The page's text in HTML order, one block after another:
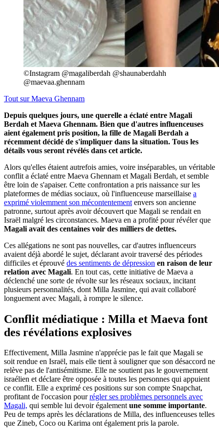
©Instagram @magaliberdah @shaunaberdahh
@maevaa.ghennam
Tout surMaeva Ghennam
Depuis quelques jours, une querelle a éclaté entre Magali
Berdah et Maeva Ghennam. Bien que d'autres influenceuses
aient également pris position, la fille de Magali Berdah a
récemment décidé de s'impliquer dans la situation. Tous les
détails vous seront révélés dans cet article.
Alors qu'elles étaient autrefois amies, voire inséparables, un véritable
conflit a éclaté entre Maeva Ghennam et Magali Berdah, et semble
être loin de s'apaiser. Cette confrontation a pris naissance sur les
plateformes de médias sociaux, où l'influenceuse marseillaise a
exprimé violemment son mécontentement envers son ancienne
patronne, surtout après avoir découvert que Magali se rendait en
Israël malgré les circonstances. Maeva en a profité pour révéler que
Magali avait des centaines voir des milliers de dettes.
Ces allégations ne sont pas nouvelles, car d'autres influenceurs
avaient déjà abordé le sujet, déclarant avoir traversé des périodes
difficiles et éprouvé des sentiments de dépression en raison de leur
relation avec Magali. En tout cas, cette initiative de Maeva a
déclenché une sorte de révolte sur les réseaux sociaux, incitant
plusieurs personnalités, dont Milla Jasmine, qui avait collaboré
longuement avec Magali, à rompre le silence.
Conflit médiatique : Milla et Maeva font
des révélations explosives
Effectivement, Milla Jasmine n'apprécie pas le fait que Magali se
soit rendue en Israël, mais elle tient à souligner que son désaccord ne
relève pas de l'antisémitisme. Elle ne soutient pas le gouvernement
israélien et déclare être opposée à toutes les personnes qui appuient
ce conflit. Elle a exprimé ces positions sur son compte Snapchat,
profitant de l'occasion pourrégler ses problèmes personnels avec
Magali, qui semble lui devoir égalementune somme importante.
Peu de temps après les déclarations de Milla, des influenceuses telles
que Zineb, Coco ou Karima ont également pris la parole.